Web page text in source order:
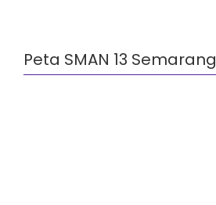
Peta SMAN 13 Semarang